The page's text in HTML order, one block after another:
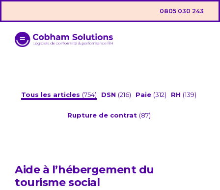
0805 030 243
Tous les articles (754) DSN (216) Paie (312) RH (139)
Rupture de contrat (87)
Aide à l’hébergement du
tourisme social